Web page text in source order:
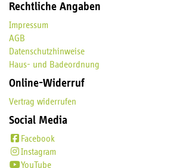
Rechtliche Angaben
Impressum
AGB
Datenschutzhinweise
Haus- und Badeordnung
Online-Widerruf
Vertrag widerrufen
Social Media
Facebook
Instagram
YouTube